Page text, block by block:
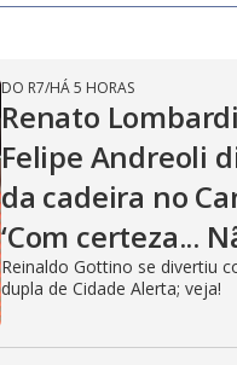
DO R7/HÁ 5 HORAS
Renato
Felipe Andreoli
da cadeira no
‘Com certeza...
Reinaldo Gottino se divertiu
dupla de Cidade Alerta; veja!